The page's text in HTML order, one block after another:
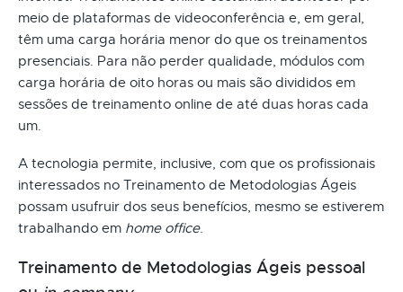
meio de plataformas de videoconferência e, em geral,
têm uma carga horária menor do que os treinamentos
presenciais. Para não perder qualidade, módulos com
carga horária de oito horas ou mais são divididos em
sessões de treinamento online de até duas horas cada
um.
A tecnologia permite, inclusive, com que os profissionais
interessados no Treinamento de Metodologias Ágeis
possam usufruir dos seus benefícios, mesmo se estiverem
trabalhando em home office.
Treinamento de Metodologias Ágeis pessoal